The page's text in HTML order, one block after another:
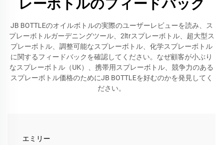
レーボトルのフィードバック
JB BOTTLEのオイルボトルの実際のユーザーレビューを読み、ス
プレーボトルガーデニングツール、2ltrスプレーボトル、超大型ス
プレーボトル、調整可能なスプレーボトル、化学スプレーボトル
に関するフィードバックを確認してください。なぜ顧客が小ぶり
なスプレーボトル（UK）、携帯用スプレーボトル、競争力のある
スプレーボトル価格のためにJB BOTTLEを好むのかを発見してく
ださい。
エミリー